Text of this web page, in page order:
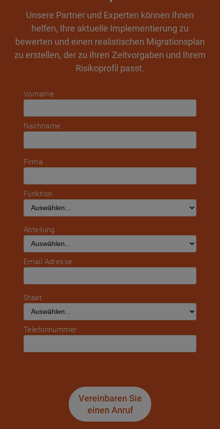
Vorname
Nachname
Firma
Funktion
Abteilung
Email Adresse
Staat
Telefonnummer
Vereinbaren Sie
einen Anruf
Unsere Partner und Experten können Ihnen
helfen, Ihre aktuelle Implementierung zu
bewerten und einen realistischen Migrationsplan
zu erstellen, der zu Ihren Zeitvorgaben und Ihrem
Risikoprofil passt.